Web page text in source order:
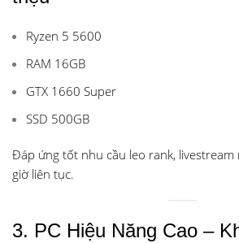
Ryzen 5 5600
RAM 16GB
GTX 1660 Super
SSD 500GB
Đáp ứng tốt nhu cầu leo rank, livestream
giờ liên tục.
3. PC Hiệu Năng Cao –